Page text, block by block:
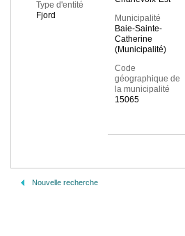
Type d'entité
Fjord
Municipalité
Baie-Sainte-
Catherine
(Municipalité)
Code
géographique de
la municipalité
15065
Nouvelle recherche